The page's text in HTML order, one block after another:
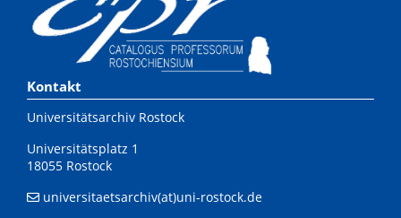
Kontakt
Universitätsarchiv Rostock
Universitätsplatz 1
18055 Rostock
universitaetsarchiv(at)uni-rostock.de